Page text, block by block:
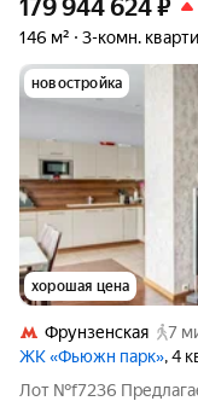
179 944 624₽
146 м² 3-комн.
новостройка
хорошая цена
Фрунзенская
7
ЖК «Фьюжн парк», 4
Лот №f7236